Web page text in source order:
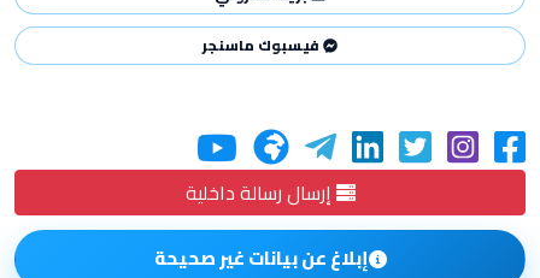
فيسبوك ماسنجر
إرسال رسالة داخلية
إبلاغ عن بيانات غير صحيحة